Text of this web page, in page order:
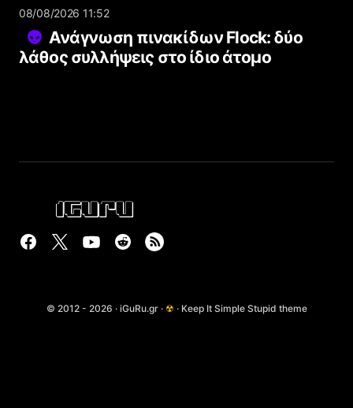
08/08/2026 11:52
Ανάγνωση πινακίδων Flock: δύο
λάθος συλλήψεις στο ίδιο άτομο
© 2012 - 2026 · iGuRu.gr · ☢ · Keep It Simple Stupid theme